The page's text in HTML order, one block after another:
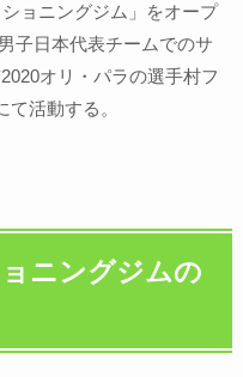
ョニングジム」をオープ
子日本代表チームでのサ
オリ・パラの選手村フ
て活動する。
ニングジムの